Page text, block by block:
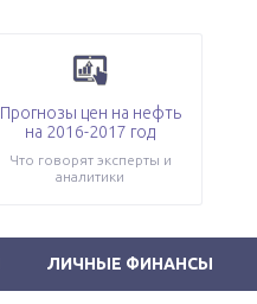
Прогнозы цен на нефть
на 2016-2017 год
Что говорят эксперты и
аналитики
ЛИЧНЫЕ ФИНАНСЫ